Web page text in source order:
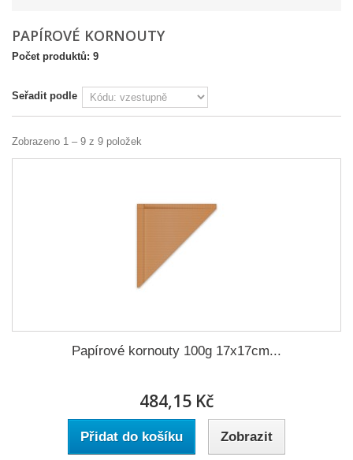
PAPÍROVÉ KORNOUTY
Počet produktů: 9
Seřadit podle
Zobrazeno 1 – 9 z 9 položek
Papírové kornouty 100g 17x17cm...
484,15 Kč
Přidat do košíku Zobrazit